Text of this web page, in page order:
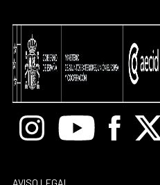
InstagramYoutube Facebook
X